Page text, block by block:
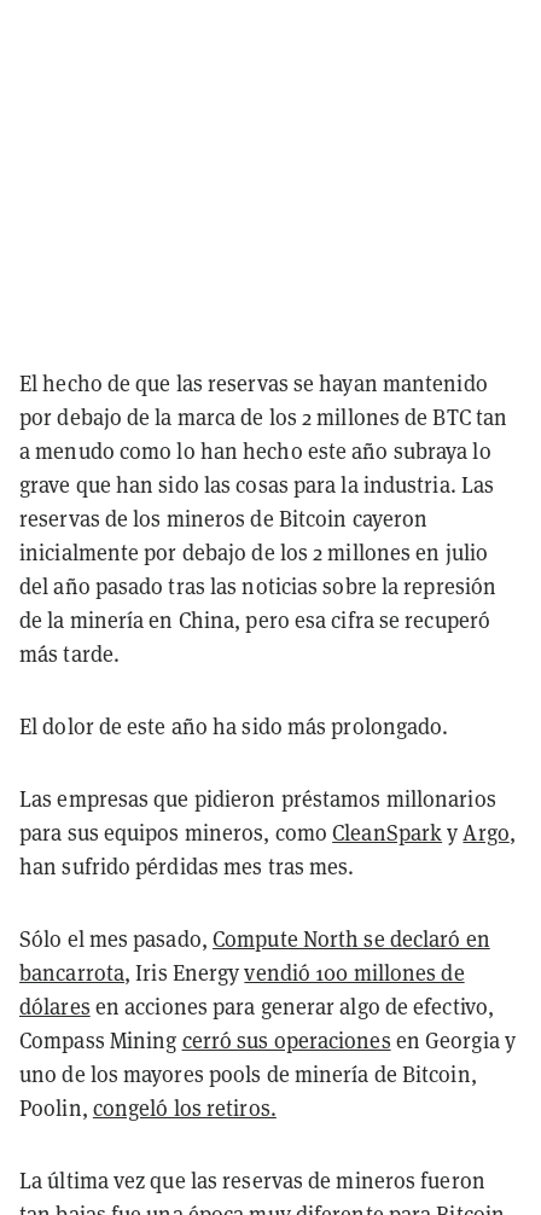
El hecho de que las reservas se hayan mantenido
por debajo de la marca de los 2 millones de BTC tan
a menudo como lo han hecho este año subraya lo
grave que han sido las cosas para la industria. Las
reservas de los mineros de Bitcoin cayeron
inicialmente por debajo de los 2 millones en julio
del año pasado tras las noticias sobre la represión
de la minería en China, pero esa cifra se recuperó
más tarde.
El dolor de este año ha sido más prolongado.
Las empresas que pidieron préstamos millonarios
para sus equipos mineros, comoCleanSparkyArgo,
han sufrido pérdidas mes tras mes.
Sólo el mes pasado,Compute North se declaró en
bancarrota, Iris Energyvendió 100 millones de
dólares en acciones para generar algo de efectivo,
Compass Mining cerró sus operaciones en Georgia y
uno de los mayores pools de minería de Bitcoin,
Poolin, congeló los retiros.
La última vez que las reservas de mineros fueron